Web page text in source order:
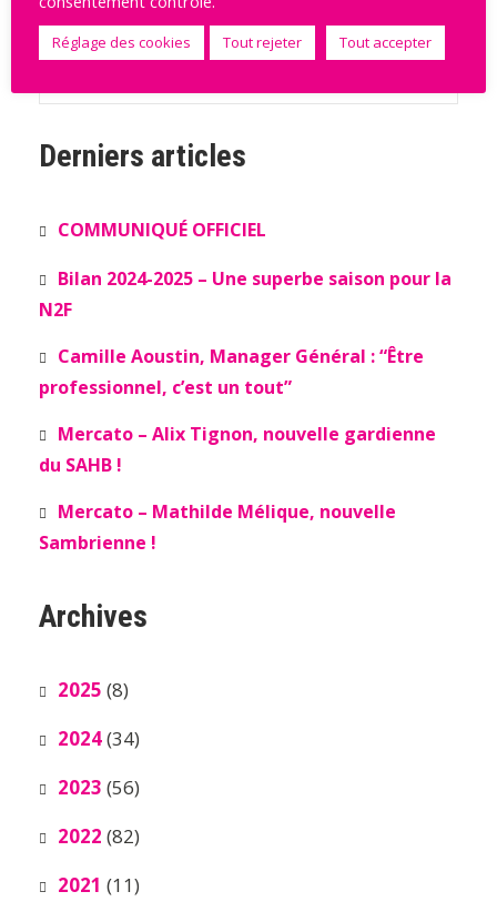
STRASBOURG ACHENHEIM
TRUCHTERSHEIM
Derniers articles
COMMUNIQUÉ OFFICIEL
Bilan 2024-2025 – Une superbe saison pour la
N2F
Camille Aoustin, Manager Général : “Être
professionnel, c’est un tout”
Mercato – Alix Tignon, nouvelle gardienne
du SAHB !
Mercato – Mathilde Mélique, nouvelle
Sambrienne !
Archives
2025 (8)
2024(34)
2023 (56)
2022 (82)
2021 (11)
Réglage des cookies Tout rejeter Tout accepter